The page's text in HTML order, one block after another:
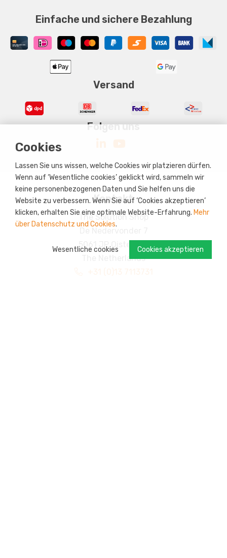
Cookies
Lassen Sie uns wissen, welche Cookies wir platzieren dürfen.
Wenn auf ‘Wesentliche cookies’ geklickt wird, sammeln wir
keine personenbezogenen Daten und Sie helfen uns die
Website zu verbessern. Wenn Sie auf ‘Cookies akzeptieren’
klicken, erhalten Sie eine optimale Website-Erfahrung. Mehr
über Datenschutz und Cookies.
Cookies akzeptieren
Wesentliche cookies
Einfache und sichere Bezahlung
Versand
Folgen uns
Kontakt
The Solution Shop
5061 JP Oisterwijk
The Netherlands